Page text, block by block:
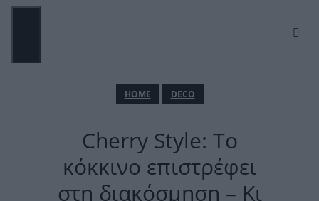
Μετάβαση
ΗΟΜΕ DECO
Cherry Style: Το
κόκκινο επιστρέφει
στη διακόσμηση – Κι